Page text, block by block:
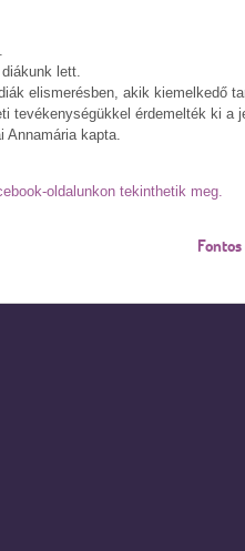
lett.
elismerésben, akik kiemelkedő
tevékenységükkel érdemelték ki a
Annamária kapta.
oldalunkon tekinthetik meg.